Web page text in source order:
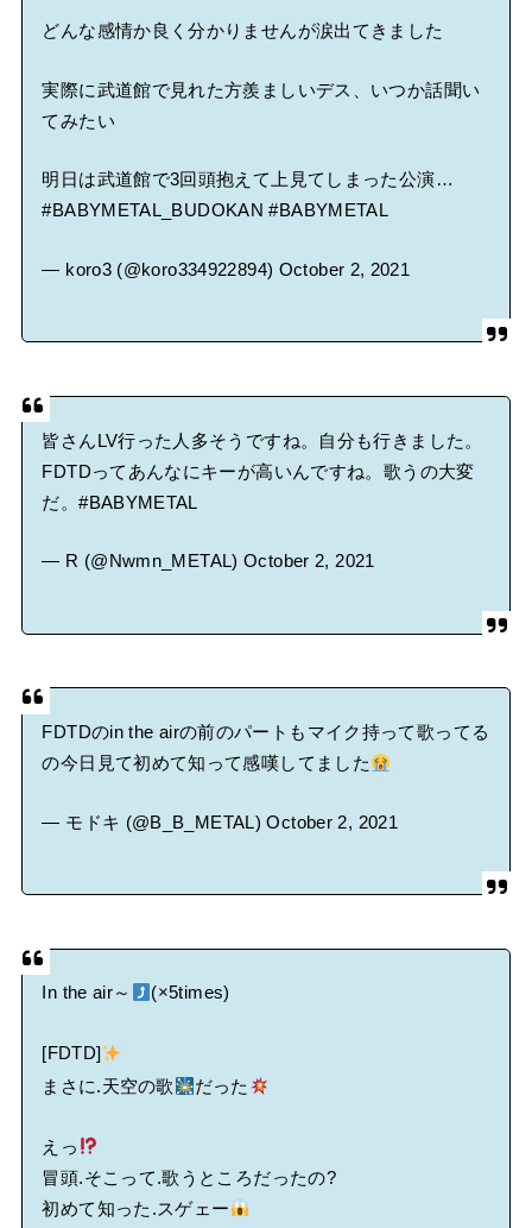
どんな感情か良く分かりませんが涙出てきました
実際に武道館で見れた方羨ましいデス、いつか話聞い
てみたい
明日は武道館で3回頭抱えて上見てしまった公演…
#BABYMETAL_BUDOKAN #BABYMETAL
— koro3 (@koro334922894) October 2, 2021
皆さんLV行った人多そうですね。自分も行きました。
FDTDってあんなにキーが高いんですね。歌うの大変
だ。#BABYMETAL
— R (@Nwmn_METAL)October 2, 2021
FDTDのin the airの前のパートもマイク持って歌ってる
の今日見て初めて知って感嘆してました
— モドキ (@B_B_METAL)October 2, 2021
In the air～ (×5times)
[FDTD]
まさに.天空の歌
だった
えっ
冒頭.そこって.歌うところだったの?
初めて知った.スゲェー